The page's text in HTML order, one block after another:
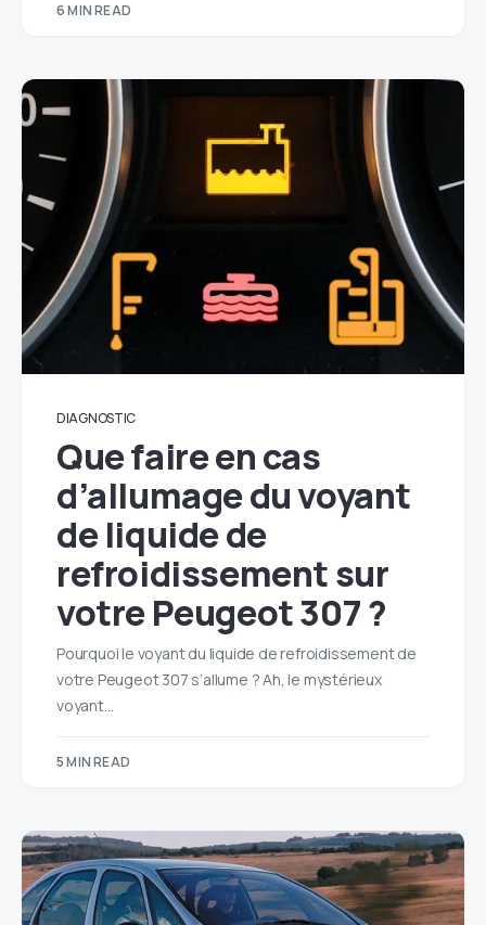
6 MIN READ
DIAGNOSTIC
Que faire en cas
d’allumage du voyant
de liquide de
refroidissement sur
votre Peugeot 307 ?
Pourquoi le voyant du liquide de refroidissement de
votre Peugeot 307 s’allume ? Ah, le mystérieux
voyant…
5 MIN READ